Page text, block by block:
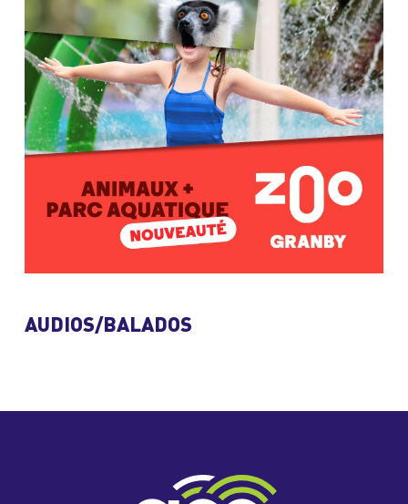
AUDIOS/BALADOS